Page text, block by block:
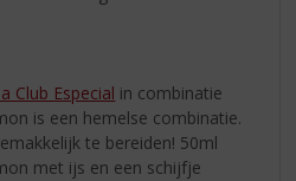
Club Especial in combinatie
is een hemelse combinatie.
te bereiden! 50ml
met ijs en een schijfje